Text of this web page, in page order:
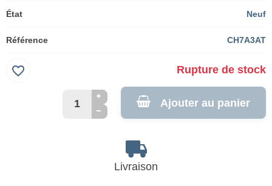
État Neuf
Référence CH7A3AT
Rupture de stock
Ajouter au panier
favorite_border
Livraison